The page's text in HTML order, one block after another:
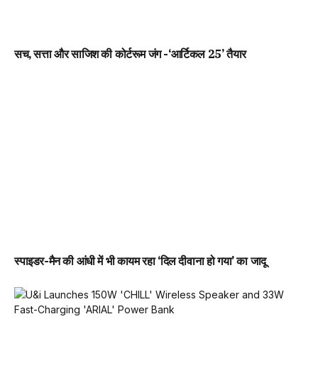
सच, सत्ता और साजिश की कोर्टरूम जंग -‘आर्टिकल 25’ तैयार
स्पाइडर-मैन की आंधी में भी कायम रहा ‘दिल दीवाना हो गया’ का जादू